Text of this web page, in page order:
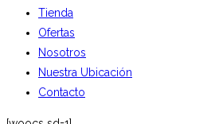
Tienda
Ofertas
Nosotros
Nuestra Ubicación
Contacto